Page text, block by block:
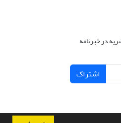
در خبرنامه
اشتراک